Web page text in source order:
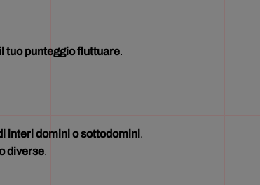
tuo punteggio fluttuare.
interi domini o sottodomini.
diverse.